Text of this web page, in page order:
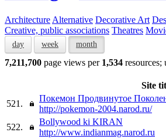
Architecture Alternative Decorative Art
Creative, public associations Theatres
day week month
7,211,700 page views per 1,534 resources;
Site
521.
Покемон Продвинутое
http://pokemon-2004.narod.ru/
522.
Bollywood ki KIRAN
http://www.indianmag.narod.ru